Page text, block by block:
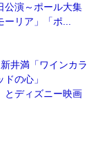
公演～ポール大集
リア」「ポ...
井満「ワインカラ
の心」
とディズニー映画